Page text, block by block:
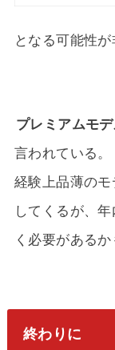
となる可能性が
プレミアムモ
言われている。
経験上品薄の
してくるが、
く必要があるか
終わりに